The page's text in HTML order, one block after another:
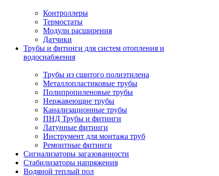
Контроллеры
Термостаты
Модули расширения
Датчики
Трубы и фитинги для систем отопления и
водоснабжения
Трубы из сшитого полиэтилена
Металлопластиковые трубы
Полипропиленовые трубы
Нержавеющие трубы
Канализационные трубы
ПНД Трубы и фитинги
Латунные фитинги
Инструмент для монтажа труб
Ремонтные фитинги
Сигнализаторы загазованности
Стабилизаторы напряжения
Водяной теплый пол